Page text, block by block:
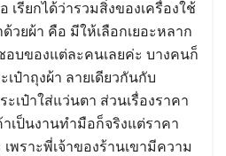
เรียกได้ว่ารวมสิ่งของเครื่องใช้
วยผ้า คือ มีให้เลือกเยอะหลาก
บของแต่ละคนเลยค่ะ บางคนก็
เป๋าถุงผ้า ลายเดียวกันกับ
ะเป๋าใส่แว่นตา ส่วนเรื่องราคา
เป็นงานทำมือก็จริงแต่ราคา
พราะพี่เจ้าของร้านเขามีความ